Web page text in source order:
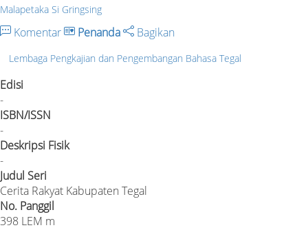
Malapetaka Si Gringsing
Komentar Penanda Bagikan
Lembaga Pengkajian dan Pengembangan Bahasa Tegal
Edisi
-
ISBN/ISSN
-
Deskripsi Fisik
-
Judul Seri
Cerita Rakyat Kabupaten Tegal
No. Panggil
398 LEM m